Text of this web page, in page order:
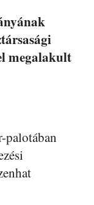
megalakult
palotában